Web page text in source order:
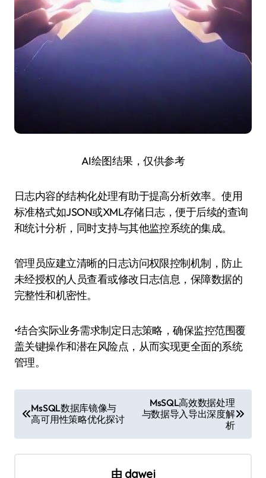
AI绘图结果，仅供参考
日志内容的结构化处理有助于提高分析效率。使用
标准格式如JSON或XML存储日志，便于后续的查询
和统计分析，同时支持与其他监控系统的集成。
管理员应建立清晰的日志访问权限控制机制，防止
未经授权的人员查看或修改日志信息，保障数据的
完整性和机密性。
•结合实际业务需求制定日志策略，确保监控范围覆
盖关键操作和潜在风险点，从而实现更全面的系统
管理。
章
导
航
MsSQL数据库镜像与
高可用性策略优化探讨
MsSQL高效数据处理
与数据导入导出深度解
析
由 dawei